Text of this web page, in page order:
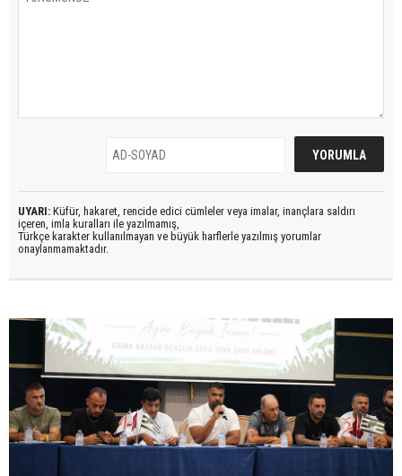
UYARI: Küfür, hakaret, rencide edici cümleler veya imalar, inançlara saldırı
içeren, imla kuralları ile yazılmamış,
Türkçe karakter kullanılmayan ve büyük harflerle yazılmış yorumlar
onaylanmamaktadır.